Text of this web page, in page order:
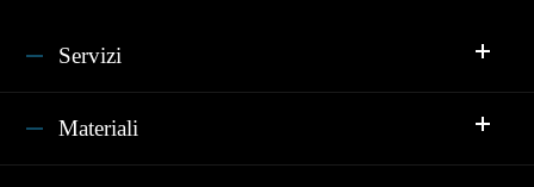
Servizi
Materiali